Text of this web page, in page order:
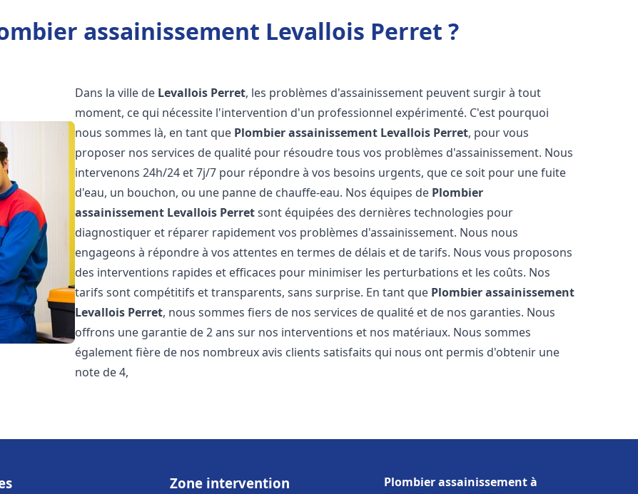
assainissement Levallois Perret ?
Dans la ville de Levallois Perret, les problèmes d'assainissement peuvent surgir à tout
moment, ce qui nécessite l'intervention d'un professionnel expérimenté. C'est pourquoi
nous sommes là, en tant que Plombier assainissement Levallois Perret, pour vous
proposer nos services de qualité pour résoudre tous vos problèmes d'assainissement. Nous
intervenons 24h/24 et 7j/7 pour répondre à vos besoins urgents, que ce soit pour une fuite
d'eau, un bouchon, ou une panne de chauffe-eau. Nos équipes de Plombier
assainissement Levallois Perretsont équipées des dernières technologies pour
diagnostiquer et réparer rapidement vos problèmes d'assainissement. Nous nous
engageons à répondre à vos attentes en termes de délais et de tarifs. Nous vous proposons
des interventions rapides et efficaces pour minimiser les perturbations et les coûts. Nos
tarifs sont compétitifs et transparents, sans surprise. En tant que Plombier assainissement
Levallois Perret, nous sommes fiers de nos services de qualité et de nos garanties. Nous
offrons une garantie de 2 ans sur nos interventions et nos matériaux. Nous sommes
également fière de nos nombreux avis clients satisfaits qui nous ont permis d'obtenir une
note de 4,
Zone intervention
Plombier assainissement à